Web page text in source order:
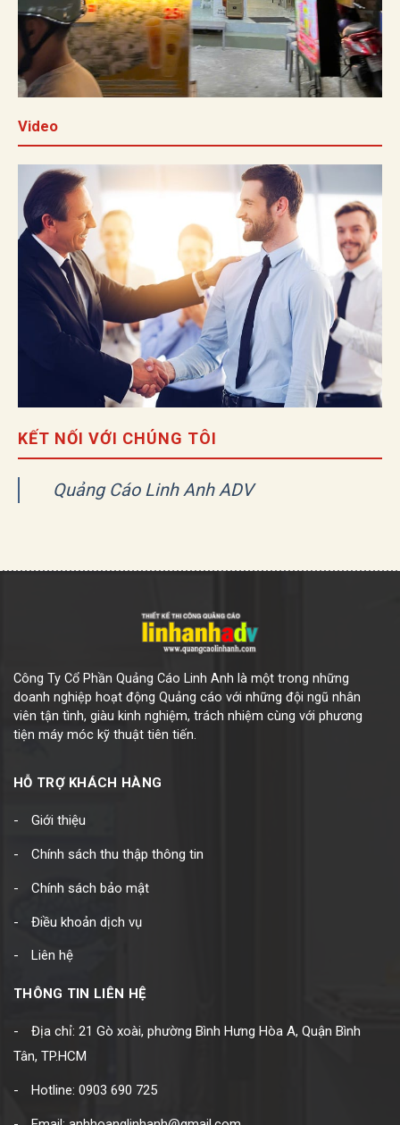
Video
KẾT NỐI VỚI CHÚNG TÔI
Quảng Cáo Linh Anh ADV
Công Ty Cổ Phần Quảng Cáo Linh Anh là một trong những
doanh nghiệp hoạt động Quảng cáo với những đội ngũ nhân
viên tận tình, giàu kinh nghiệm, trách nhiệm cùng với phương
tiện máy móc kỹ thuật tiên tiến.
HỖ TRỢ KHÁCH HÀNG
Giới thiệu
Chính sách thu thập thông tin
Chính sách bảo mật
Điều khoản dịch vụ
Liên hệ
THÔNG TIN LIÊN HỆ
Địa chỉ: 21 Gò xoài, phường Bình Hưng Hòa A, Quận Bình
Tân, TP.HCM
Hotline: 0903 690 725